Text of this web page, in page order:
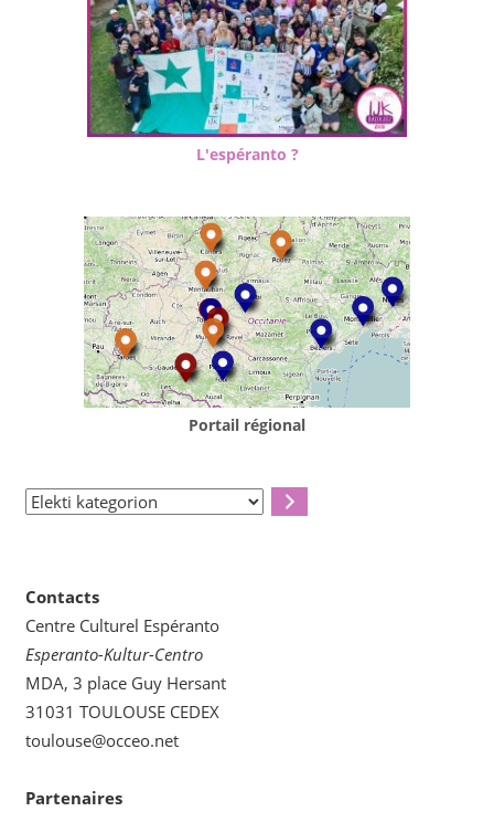
L'espéranto ?
Portail régional
Elekti
Contacts
Centre Culturel Espéranto
Esperanto-Kultur-Centro
MDA, 3 place Guy Hersant
31031 TOULOUSE CEDEX
toulouse@occeo.net
Partenaires